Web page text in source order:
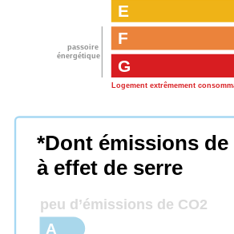
passoire
énergétique
G
Logement extrêmement
F
E
*Dont émissions de
à effet de serre
peu d’émissions de CO2
A